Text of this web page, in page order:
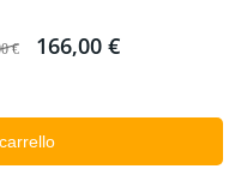
€ 166,00 €